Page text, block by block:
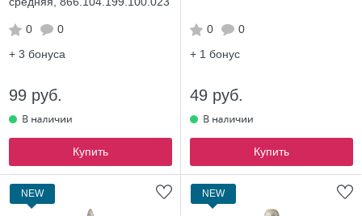
0
0
+ 3 бонуса
99 руб.
Купить
0
0
+ 1 бонус
49 руб.
Купить
NEW NEW